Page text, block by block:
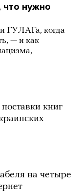
что нужно
ГУЛАГа, когда
— и как
книг
на четыре